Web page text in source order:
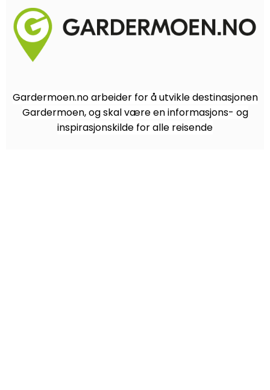
Gardermoen.no arbeider for å utvikle destinasjonen
Gardermoen, og skal være en informasjons- og
inspirasjonskilde for alle reisende